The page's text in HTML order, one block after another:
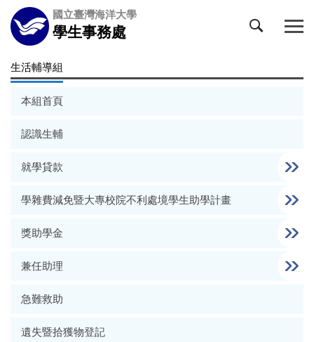
跳
到
主
內
國立臺灣海洋大學
學生事務處
生活輔導組
本組首頁
認識生輔
就學貸款
學雜費減免暨大專校院不利處境學生助學計畫
獎助學金
兼任助理
急難救助
遺失暨拾獲物登記